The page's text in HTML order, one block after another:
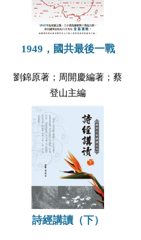
1949，國共最後一戰
劉錦原著；周開慶編著；蔡
登山主編
詩經講讀（下）